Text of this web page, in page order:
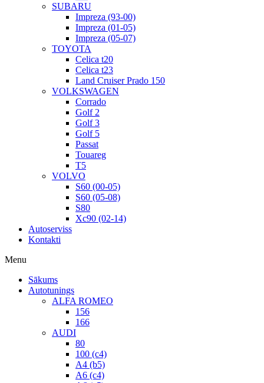
SUBARU
Impreza (93-00)
Impreza (01-05)
Impreza (05-07)
TOYOTA
Celica t20
Celica t23
Land Cruiser Prado 150
VOLKSWAGEN
Corrado
Golf 2
Golf 3
Golf 5
Passat
Touareg
T5
VOLVO
S60 (00-05)
S60 (05-08)
S80
Xc90 (02-14)
Autoserviss
Kontakti
Menu
Sākums
Autotunings
ALFA ROMEO
156
166
AUDI
80
100 (c4)
A4 (b5)
A6 (c4)